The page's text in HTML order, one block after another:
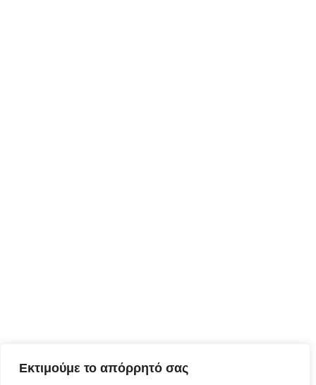
Εκτιμούμε το απόρρητό σας